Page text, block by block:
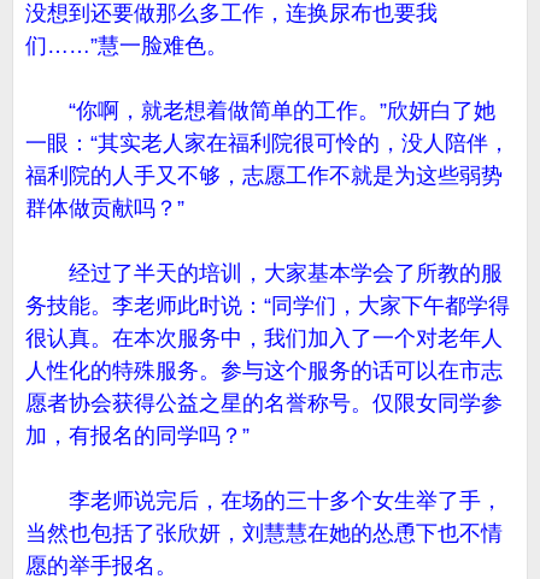
没想到还要做那么多工作，连换尿布也要我
们……”慧一脸难色。
“你啊，就老想着做简单的工作。”欣妍白了她
一眼：“其实老人家在福利院很可怜的，没人陪伴，
福利院的人手又不够，志愿工作不就是为这些弱势
群体做贡献吗？”
经过了半天的培训，大家基本学会了所教的服
务技能。李老师此时说：“同学们，大家下午都学得
很认真。在本次服务中，我们加入了一个对老年人
人性化的特殊服务。参与这个服务的话可以在市志
愿者协会获得公益之星的名誉称号。仅限女同学参
加，有报名的同学吗？”
李老师说完后，在场的三十多个女生举了手，
当然也包括了张欣妍，刘慧慧在她的怂恿下也不情
愿的举手报名。